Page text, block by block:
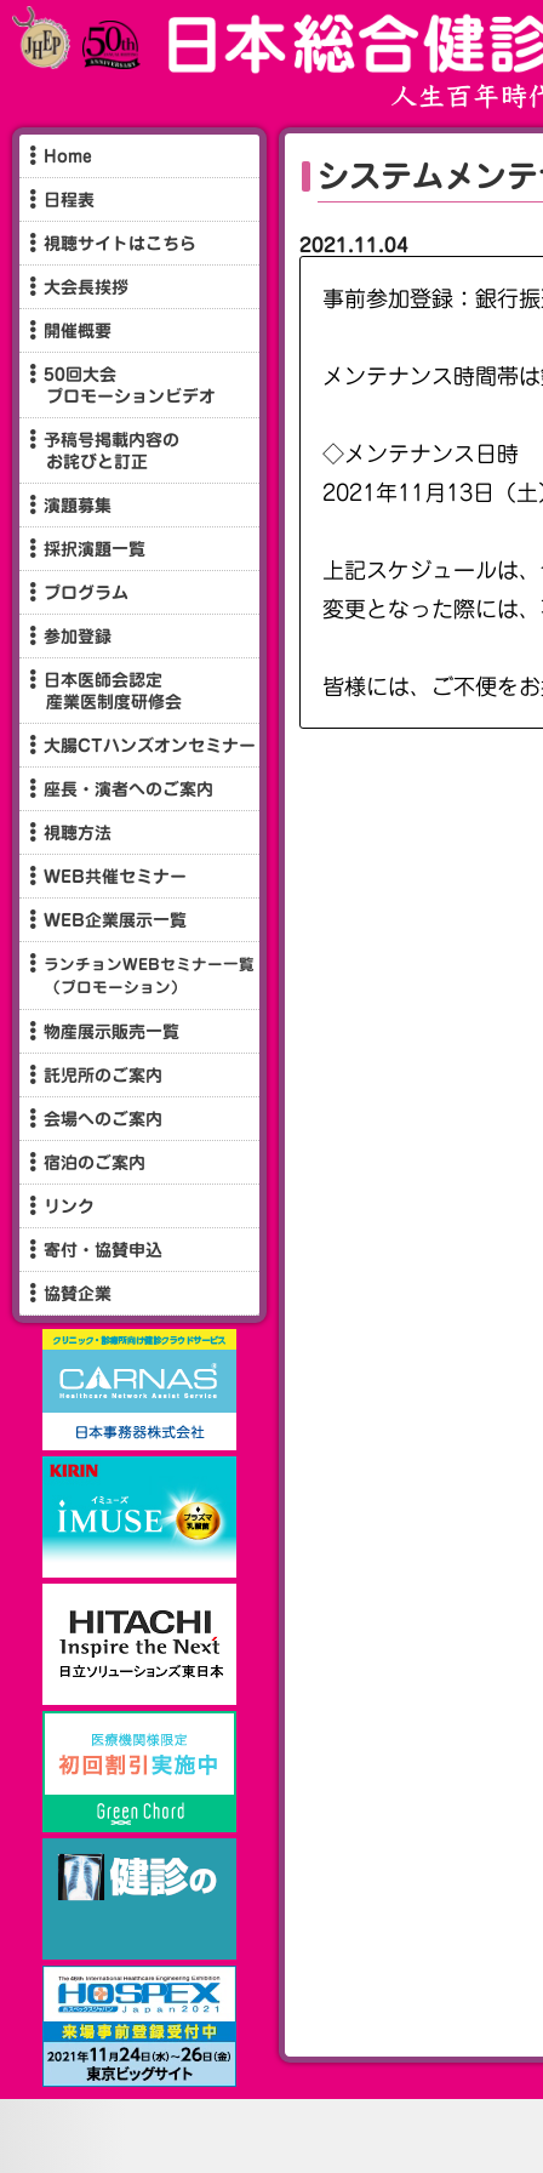
Home
日程表
視聴サイトはこちら
大会長挨拶
開催概要
50回大会
プロモーションビデオ
予稿号掲載内容の
お詫びと訂正
演題募集
採択演題一覧
プログラム
参加登録
日本医師会認定
産業医制度研修会
大腸CTハンズオンセミナー
座長・演者へのご案内
視聴方法
WEB共催セミナー
WEB企業展示一覧
ランチョンWEBセミナー一覧
（プロモーション）
物産展示販売一覧
託児所のご案内
会場へのご案内
宿泊のご案内
リンク
寄付・協賛申込
協賛企業
システムメン
2021.11.04
事前参加登録：銀行
メンテナンス時間帯
◇メンテナンス日時
2021年11月13日（
上記スケジュールは
変更となった際には
皆様には、ご不便を